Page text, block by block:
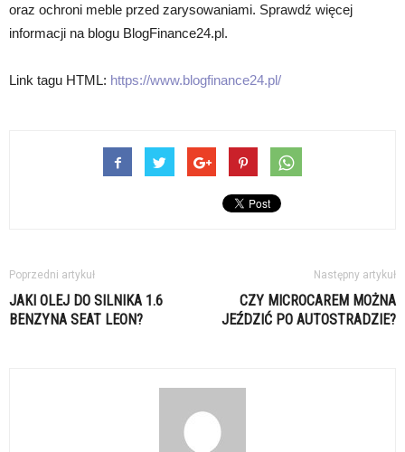
oraz ochroni meble przed zarysowaniami. Sprawdź więcej
informacji na blogu BlogFinance24.pl.
Link tagu HTML: https://www.blogfinance24.pl/
Poprzedni artykuł
JAKI OLEJ DO SILNIKA 1.6
BENZYNA SEAT LEON?
Następny artykuł
CZY MICROCAREM MOŻNA
JEŹDZIĆ PO AUTOSTRADZIE?